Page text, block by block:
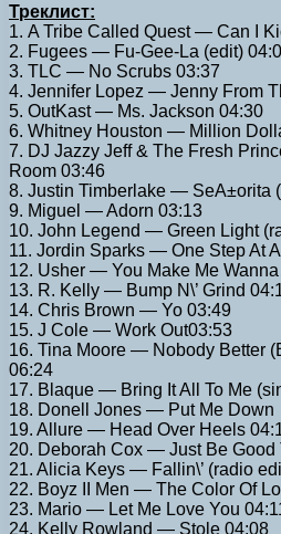
Треклист:
1. A Tribe Called Quest — Can I
2. Fugees — Fu-Gee-La (edit)
3. TLC — No Scrubs 03:37
4. Jennifer Lopez — Jenny From
5. OutKast — Ms. Jackson 04:30
6. Whitney Houston — Million
7. DJ Jazzy Jeff & The Fresh
Room 03:46
8. Justin Timberlake — SeA±orita
9. Miguel — Adorn 03:13
10. John Legend — Green Light
11. Jordin Sparks — One Step At
12. Usher — You Make Me
13. R. Kelly — Bump N\’ Grind
14. Chris Brown — Yo 03:49
15. J Cole — Work Out03:53
16. Tina Moore — Nobody Better
06:24
17. Blaque — Bring It All To Me
18. Donell Jones — Put Me Down
19. Allure — Head Over Heels
20. Deborah Cox — Just Be Good
21. Alicia Keys — Fallin\’ (radio
22. Boyz II Men — The Color Of
23. Mario — Let Me Love You
24. Kelly Rowland — Stole 04:08